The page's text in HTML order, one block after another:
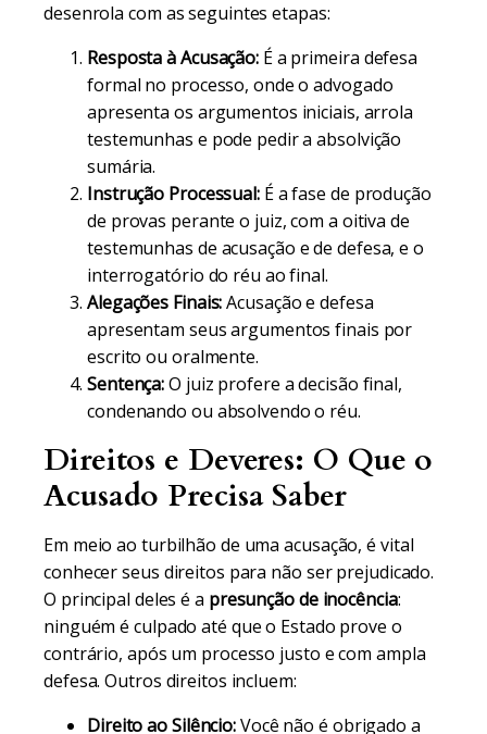
desenrola com as seguintes etapas:
Resposta à Acusação: É a primeira defesa
formal no processo, onde o advogado
apresenta os argumentos iniciais, arrola
testemunhas e pode pedir a absolvição
sumária.
Instrução Processual:É a fase de produção
de provas perante o juiz, com a oitiva de
testemunhas de acusação e de defesa, e o
interrogatório do réu ao final.
Alegações Finais:Acusação e defesa
apresentam seus argumentos finais por
escrito ou oralmente.
Sentença:O juiz profere a decisão final,
condenando ou absolvendo o réu.
Direitos e Deveres: O Que o
Acusado Precisa Saber
Em meio ao turbilhão de uma acusação, é vital
conhecer seus direitos para não ser prejudicado.
O principal deles é a presunção de inocência:
ninguém é culpado até que o Estado prove o
contrário, após um processo justo e com ampla
defesa. Outros direitos incluem:
Direito ao Silêncio:Você não é obrigado a